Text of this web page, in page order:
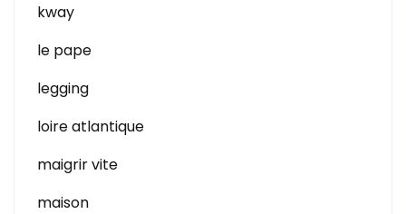
kway
le pape
legging
loire atlantique
maigrir vite
maison